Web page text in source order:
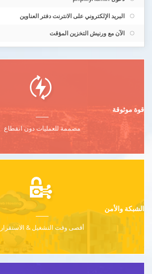
البريد الإلكتروني على الانترنت دفتر العناوين
الآن مع ورنيش التخزين المؤقت
قوة موثوقة
مصممة للعمليات دون انقطاع
الشبكة والأمن
أقصى وقت التشغيل & الاستقرار